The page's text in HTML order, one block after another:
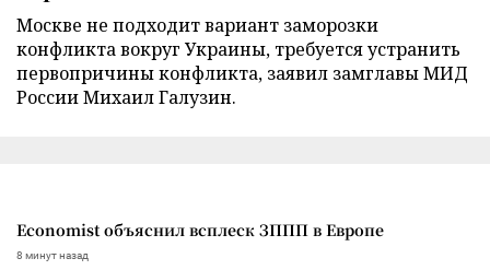
Москве не подходит вариант заморозки
конфликта вокруг Украины, требуется устранить
первопричины конфликта, заявил замглавы МИД
России Михаил Галузин.
Economist объяснил всплеск ЗППП в Европе
8 минут назад